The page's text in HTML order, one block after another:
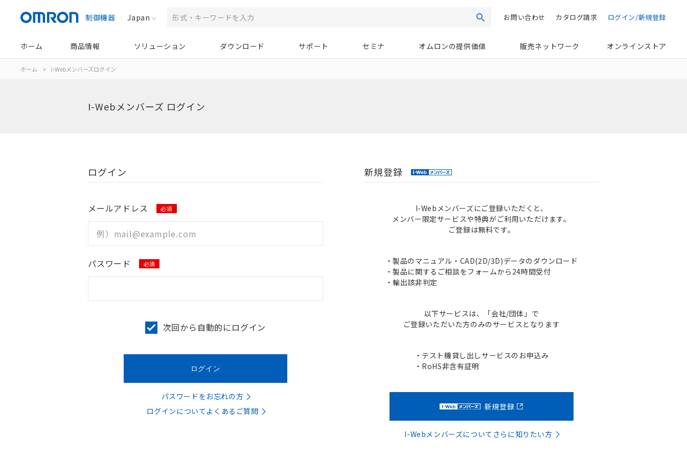
制御機器 Japan 検索 ログイン/新規登録
カタログ請求
お問い合わせ
ホーム 商品情報 ソリューション ダウンロード サポート セミナ オムロンの提供価値 販売ネットワーク オンラインストア
ホーム > I-Webメンバーズログイン
I-Webメンバーズ ログイン
ログイン
メールアドレス 必須
パスワード 必須
次回から自動的にログイン
パスワードをお忘れの方
ログインについてよくあるご質問
新規登録
I-Webメンバーズにご登録いただくと、
メンバー限定サービスや特典がご利用いただけます。
ご登録は無料です。
・製品のマニュアル・CAD(2D/3D)データのダウンロード
・製品に関するご相談をフォームから24時間受付
・輸出該非判定
以下サービスは、「会社/団体」で
ご登録いただいた方のみのサービスとなります
・テスト機貸し出しサービスのお申込み
・RoHS非含有証明
新規登録
I-Webメンバーズについてさらに知りたい方